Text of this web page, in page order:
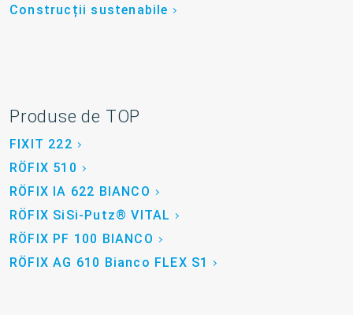
Construcții sustenabile
Produse de TOP
FIXIT 222
RÖFIX 510
RÖFIX IA 622 BIANCO
RÖFIX SiSi-Putz® VITAL
RÖFIX PF 100 BIANCO
RÖFIX AG 610 Bianco FLEX S1